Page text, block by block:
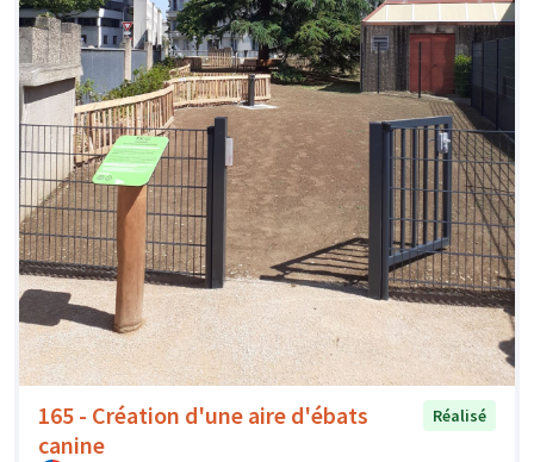
165 - Création d'une aire d'ébats
canine
Réalisé